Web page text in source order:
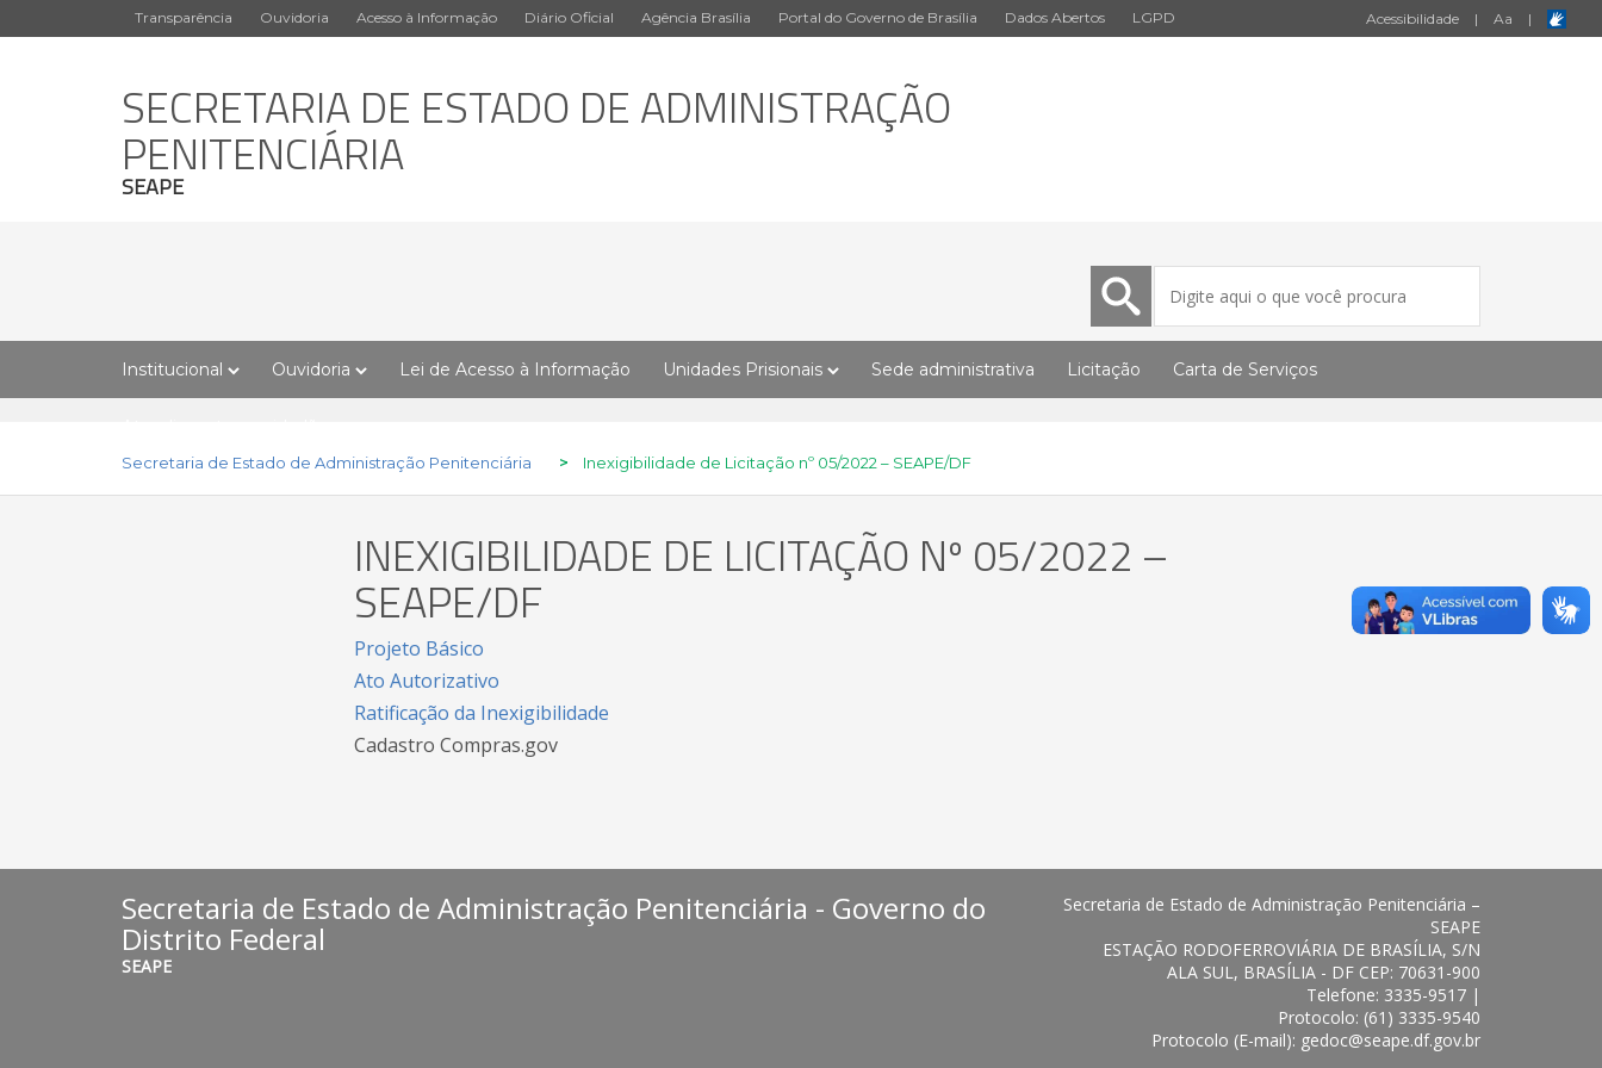
Transparência Ouvidoria Acesso à Informação Diário Oficial Agência Brasília Portal do Governo de Brasília Dados Abertos LGPD Acessibilidade | Aa |
SECRETARIA DE ESTADO DE ADMINISTRAÇÃO
PENITENCIÁRIA
SEAPE
Institucional Ouvidoria Lei de Acesso à Informação Unidades Prisionais Sede administrativa Licitação Carta de Serviços
Secretaria de Estado de Administração Penitenciária > Inexigibilidade de Licitação nº 05/2022 – SEAPE/DF
INEXIGIBILIDADE DE LICITAÇÃO Nº 05/2022 –
SEAPE/DF
Projeto Básico
Ato Autorizativo
Ratificação da Inexigibilidade
Cadastro Compras.gov
Secretaria de Estado de Administração Penitenciária - Governo do
Distrito Federal
SEAPE
Secretaria de Estado de Administração Penitenciária –
SEAPE
ESTAÇÃO RODOFERROVIÁRIA DE BRASÍLIA, S/N
ALA SUL, BRASÍLIA - DF CEP: 70631-900
Telefone: 3335-9517 |
Protocolo: (61) 3335-9540
Protocolo (E-mail): gedoc@seape.df.gov.br